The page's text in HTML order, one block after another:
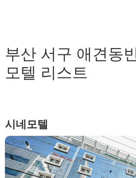
부산 서구 애견동
모텔 리스트
시네모텔